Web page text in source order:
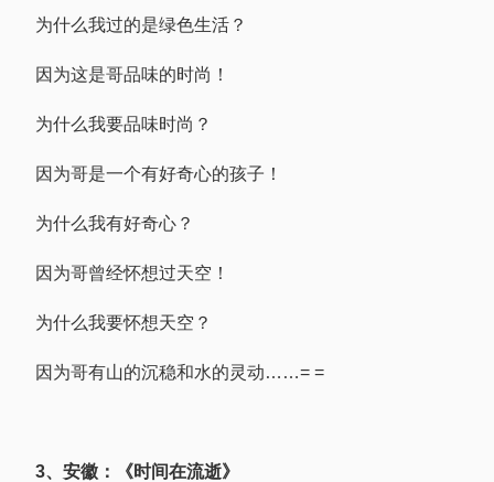
为什么我过的是绿色生活？
因为这是哥品味的时尚！
为什么我要品味时尚？
因为哥是一个有好奇心的孩子！
为什么我有好奇心？
因为哥曾经怀想过天空！
为什么我要怀想天空？
因为哥有山的沉稳和水的灵动……= =
3、安徽：《时间在流逝》